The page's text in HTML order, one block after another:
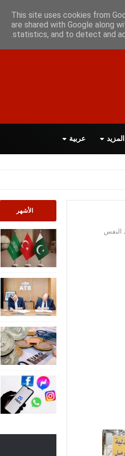
المزيد عربية
النفس
الأشهر
This site uses cookies from
are shared with Google along
statistics, and to detect and